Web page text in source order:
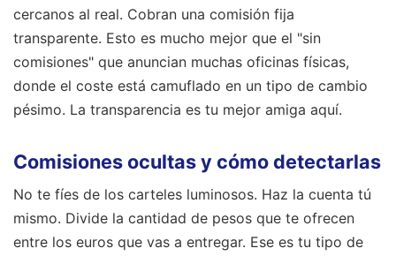
cercanos al real. Cobran una comisión fija
transparente. Esto es mucho mejor que el "sin
comisiones" que anuncian muchas oficinas físicas,
donde el coste está camuflado en un tipo de cambio
pésimo. La transparencia es tu mejor amiga aquí.
Comisiones ocultas y cómo detectarlas
No te fíes de los carteles luminosos. Haz la cuenta tú
mismo. Divide la cantidad de pesos que te ofrecen
entre los euros que vas a entregar. Ese es tu tipo de